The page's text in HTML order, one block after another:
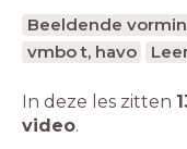
Beeldende
vmbo t, havo
In deze les zitten
video.